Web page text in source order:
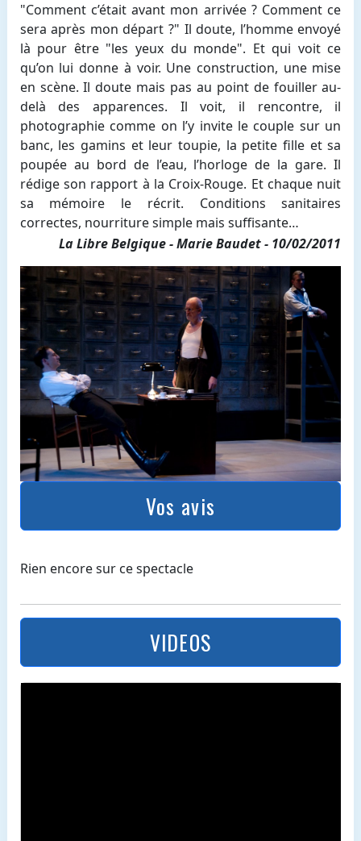
"Comment c’était avant mon arrivée ? Comment ce
sera après mon départ ?" Il doute, l’homme envoyé
là pour être "les yeux du monde". Et qui voit ce
qu’on lui donne à voir. Une construction, une mise
en scène. Il doute mais pas au point de fouiller au-
delà des apparences. Il voit, il rencontre, il
photographie comme on l’y invite le couple sur un
banc, les gamins et leur toupie, la petite fille et sa
poupée au bord de l’eau, l’horloge de la gare. Il
rédige son rapport à la Croix-Rouge. Et chaque nuit
sa mémoire le récrit. Conditions sanitaires
correctes, nourriture simple mais suffisante…
La Libre Belgique - Marie Baudet - 10/02/2011
Vos avis
Rien encore sur ce spectacle
VIDEOS